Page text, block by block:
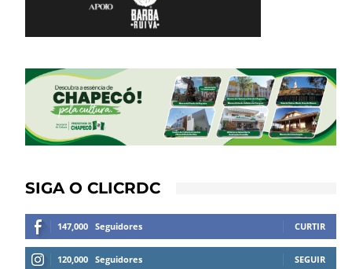
SIGA O CLICRDC
147,000 Seguidores CURTIR
120,000 Seguidores SEGUIR